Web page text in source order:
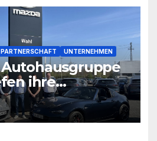
PARTNERSCHAFT UNTERNEHMEN
ihre